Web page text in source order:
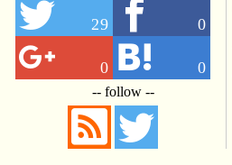
29 0
0 0
-- follow --